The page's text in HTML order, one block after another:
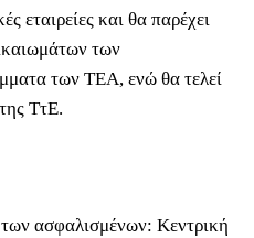
εταιρείες και θα παρέχει
των
των ΤΕΑ, ενώ θα τελεί
ΤτΕ.
ασφαλισμένων: Κεντρική